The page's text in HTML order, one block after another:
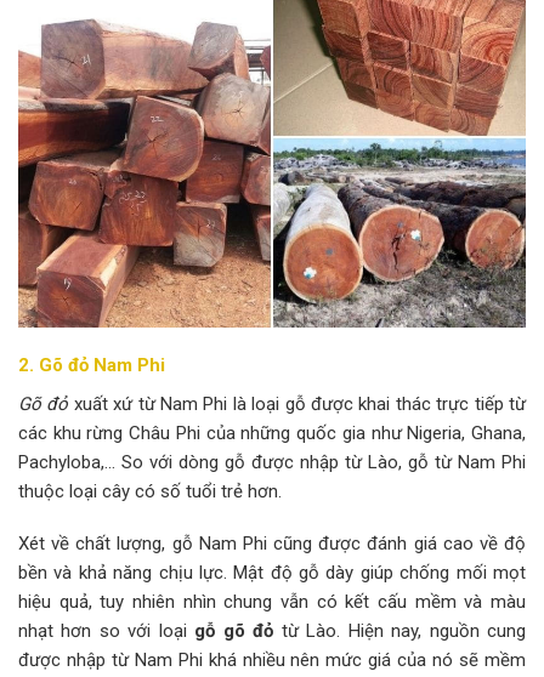
2. Gõ đỏ Nam Phi
Gõ đỏ xuất xứ từ Nam Phi là loại gỗ được khai thác trực tiếp từ
các khu rừng Châu Phi của những quốc gia như Nigeria, Ghana,
Pachyloba,… So với dòng gỗ được nhập từ Lào, gỗ từ Nam Phi
thuộc loại cây có số tuổi trẻ hơn.
Xét về chất lượng, gỗ Nam Phi cũng được đánh giá cao về độ
bền và khả năng chịu lực. Mật độ gỗ dày giúp chống mối mọt
hiệu quả, tuy nhiên nhìn chung vẫn có kết cấu mềm và màu
nhạt hơn so với loại gỗ gõ đỏ từ Lào. Hiện nay, nguồn cung
được nhập từ Nam Phi khá nhiều nên mức giá của nó sẽ mềm